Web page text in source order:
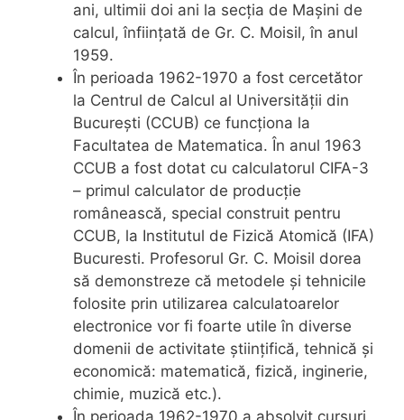
ani, ultimii doi ani la secția de Mașini de
calcul, înființată de Gr. C. Moisil, în anul
1959.
În perioada 1962-1970 a fost cercetător
la Centrul de Calcul al Universității din
București (CCUB) ce funcționa la
Facultatea de Matematica. În anul 1963
CCUB a fost dotat cu calculatorul CIFA-3
– primul calculator de producție
românească, special construit pentru
CCUB, la Institutul de Fizică Atomică (IFA)
Bucuresti. Profesorul Gr. C. Moisil dorea
să demonstreze că metodele și tehnicile
folosite prin utilizarea calculatoarelor
electronice vor fi foarte utile în diverse
domenii de activitate științifică, tehnică și
economică: matematică, fizică, inginerie,
chimie, muzică etc.).
În perioada 1962-1970 a absolvit cursuri